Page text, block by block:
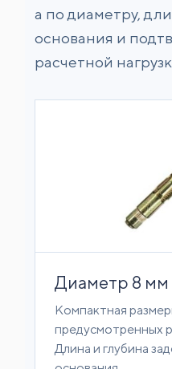
а по диаметру,
основания и
расчетной
Диаметр 8 мм
Компактная
предусмотренных
Длина и глубина